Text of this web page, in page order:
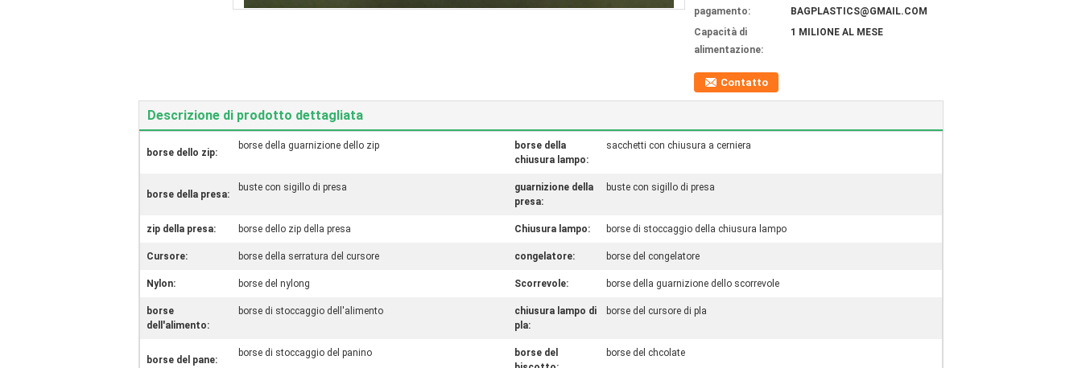
pagamento:
BAGPLASTICS@GMAIL.COM
Capacità di
alimentazione:
1 MILIONE AL MESE
Contatto
Descrizione di prodotto dettagliata
borse dello zip:
borse della guarnizione dello zip
borse della
chiusura lampo:
sacchetti con chiusura a cerniera
borse della presa:
buste con sigillo di presa
guarnizione della
presa:
buste con sigillo di presa
zip della presa: borse dello zip della presa Chiusura lampo: borse di stoccaggio della chiusura lampo
Cursore: borse della serratura del cursore congelatore: borse del congelatore
Nylon: borse del nylong Scorrevole: borse della guarnizione dello scorrevole
borse
dell'alimento:
borse di stoccaggio dell'alimento
chiusura lampo di
pla:
borse del cursore di pla
borse del pane:
borse di stoccaggio del panino
borse del
borse del chcolate